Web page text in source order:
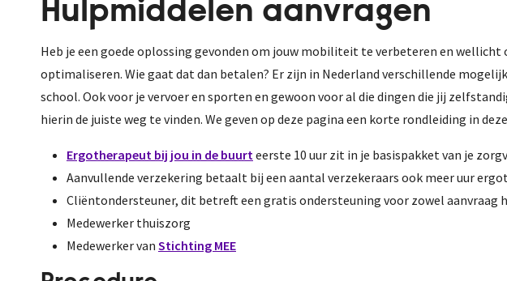
Hulpmiddelen aanvragen
Heb je een goede oplossing gevonden om jouw mobiliteit te verbeteren en
optimaliseren. Wie gaat dat dan betalen? Er zijn in Nederland verschillende
school. Ook voor je vervoer en sporten en gewoon voor al die dingen die jij
hierin de juiste weg te vinden. We geven op deze pagina een korte rondleiding in
Ergotherapeut bij jou in de buurteerste 10 uur zit in je basispakket van je
Aanvullende verzekering betaalt bij een aantal verzekeraars ook meer uur
Cliëntondersteuner, dit betreft een gratis ondersteuning voor zowel aanvraag
Medewerker thuiszorg
Medewerker van Stichting MEE